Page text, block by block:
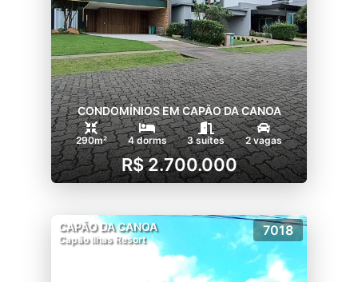
CONDOMÍNIOS EM CAPÃO DA CANOA
290m² 4 dorms 3 suítes 2 vagas
R$ 2.700.000
CAPÃO DA CANOA
Capão Ilhas Resort
7018